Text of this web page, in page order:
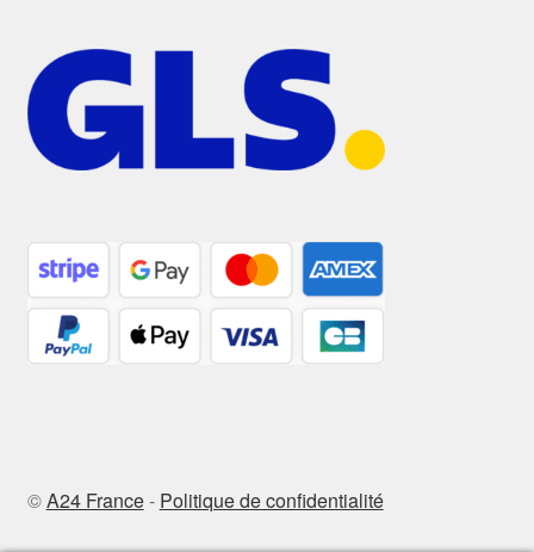
©A24 France- Politique de confidentialité